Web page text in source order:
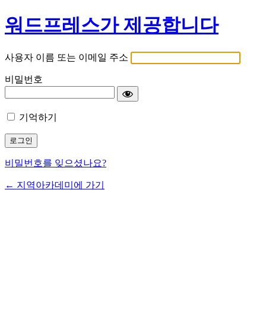
워드프레스가 제공합니다
사용자 이름 또는 이메일 주소
비밀번호
기억하기
비밀번호를 잊으셨나요?
← 지역아카데미에 가기